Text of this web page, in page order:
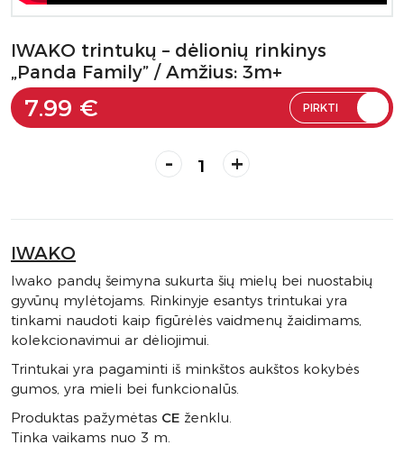
IWAKO trintukų – dėlionių rinkinys
„Panda Family” / Amžius: 3m+
7.99 € PIRKTI
- +
IWAKO
Iwako pandų šeimyna sukurta šių mielų bei nuostabių
gyvūnų mylėtojams. Rinkinyje esantys trintukai yra
tinkami naudoti kaip figūrėlės vaidmenų žaidimams,
kolekcionavimui ar dėliojimui.
Trintukai yra pagaminti iš minkštos aukštos kokybės
gumos, yra mieli bei funkcionalūs.
Produktas pažymėtas CE ženklu.
Tinka vaikams nuo 3 m.